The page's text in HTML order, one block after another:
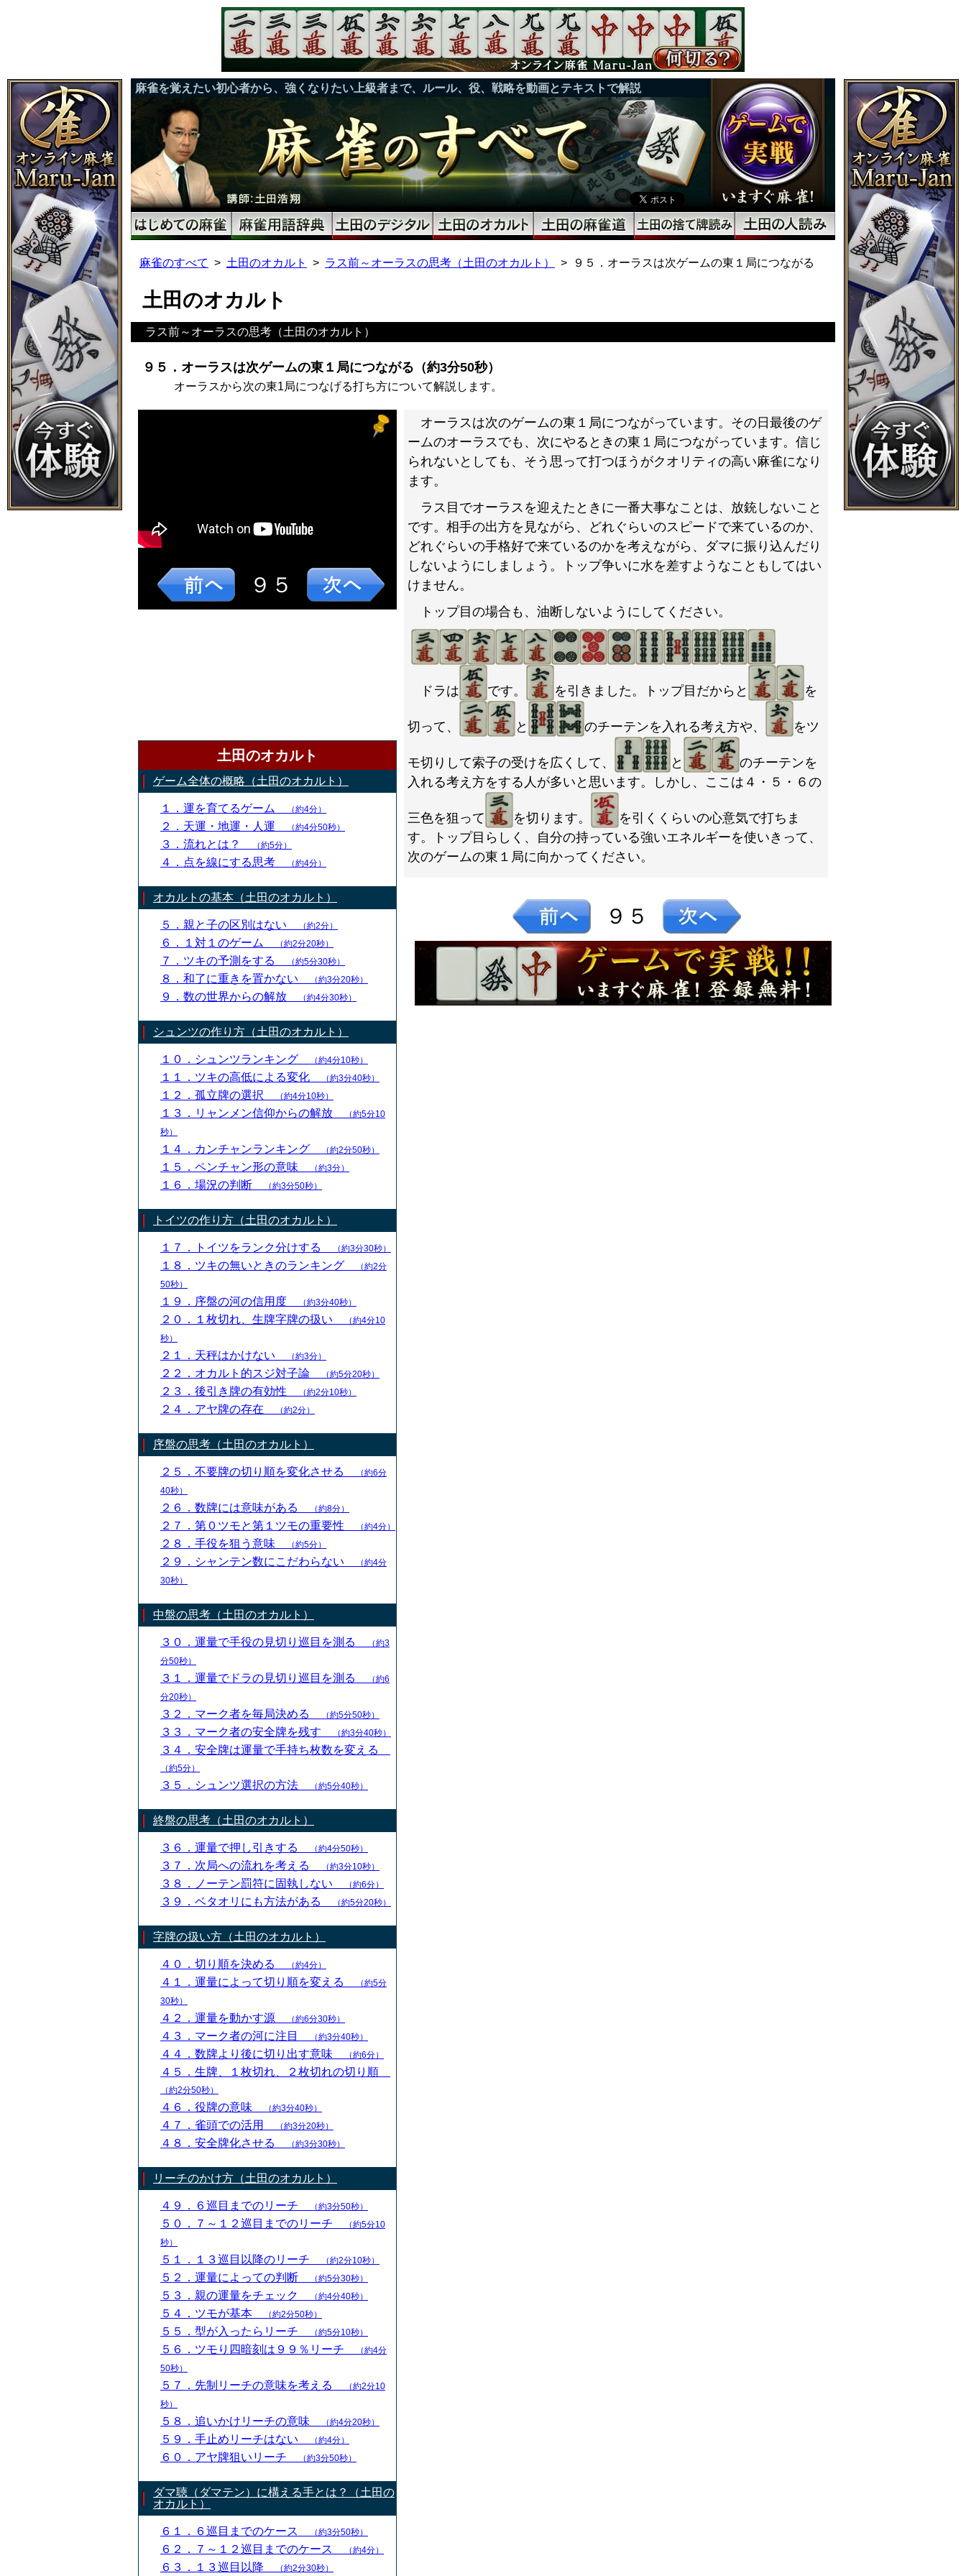
麻雀を覚えたい初心者から、強くなりたい上級者まで、ルール、役、戦略を動画とテキストで解説
麻雀のすべて 土田のオカルト ラス前～オーラスの思考（土田のオカルト） ９５．オーラスは次ゲームの東１局につながる
土田のオカルト
ラス前～オーラスの思考（土田のオカルト）
９５．オーラスは次ゲームの東１局につながる（約3分50秒）
オーラスから次の東1局につなげる打ち方について解説します。
９５
土田のオカルト
ゲーム全体の概略（土田のオカルト）
１．運を育てるゲーム （約4分）
２．天運・地運・人運 （約4分50秒）
３．流れとは？ （約5分）
４．点を線にする思考 （約4分）
オカルトの基本（土田のオカルト）
５．親と子の区別はない （約2分）
６．１対１のゲーム （約2分20秒）
７．ツキの予測をする （約5分30秒）
８．和了に重きを置かない （約3分20秒）
９．数の世界からの解放 （約4分30秒）
シュンツの作り方（土田のオカルト）
１０．シュンツランキング （約4分10秒）
１１．ツキの高低による変化 （約3分40秒）
１２．孤立牌の選択 （約4分10秒）
１３．リャンメン信仰からの解放
（約5分10
秒）
１４．カンチャンランキング （約2分50秒）
１５．ペンチャン形の意味 （約3分）
１６．場況の判断 （約3分50秒）
トイツの作り方（土田のオカルト）
１７．トイツをランク分けする （約3分30秒）
１８．ツキの無いときのランキング
（約2分
50秒）
１９．序盤の河の信用度 （約3分40秒）
２０．１枚切れ、生牌字牌の扱い
（約4分10
秒）
２１．天秤はかけない （約3分）
２２．オカルト的スジ対子論 （約5分20秒）
２３．後引き牌の有効性 （約2分10秒）
２４．アヤ牌の存在 （約2分）
序盤の思考（土田のオカルト）
２５．不要牌の切り順を変化させる
（約6分
40秒）
２６．数牌には意味がある （約8分）
２７．第０ツモと第１ツモの重要性 （約4分）
２８．手役を狙う意味 （約5分）
２９．シャンテン数にこだわらない
（約4分
30秒）
中盤の思考（土田のオカルト）
３０．運量で手役の見切り巡目を測る
（約3
分50秒）
３１．運量でドラの見切り巡目を測る
（約6
分20秒）
３２．マーク者を毎局決める （約5分50秒）
３３．マーク者の安全牌を残す （約3分40秒）
３４．安全牌は運量で手持ち枚数を変える
（約5分）
３５．シュンツ選択の方法 （約5分40秒）
終盤の思考（土田のオカルト）
３６．運量で押し引きする （約4分50秒）
３７．次局への流れを考える （約3分10秒）
３８．ノーテン罰符に固執しない （約6分）
３９．ベタオリにも方法がある （約5分20秒）
字牌の扱い方（土田のオカルト）
４０．切り順を決める （約4分）
４１．運量によって切り順を変える
（約5分
30秒）
４２．運量を動かす源 （約6分30秒）
４３．マーク者の河に注目 （約3分40秒）
４４．数牌より後に切り出す意味 （約6分）
４５．生牌、１枚切れ、２枚切れの切り順
（約2分50秒）
４６．役牌の意味 （約3分40秒）
４７．雀頭での活用 （約3分20秒）
４８．安全牌化させる （約3分30秒）
リーチのかけ方（土田のオカルト）
４９．６巡目までのリーチ （約3分50秒）
５０．７～１２巡目までのリーチ
（約5分10
秒）
５１．１３巡目以降のリーチ （約2分10秒）
５２．運量によっての判断 （約5分30秒）
５３．親の運量をチェック （約4分40秒）
５４．ツモが基本 （約2分50秒）
５５．型が入ったらリーチ （約5分10秒）
５６．ツモり四暗刻は９９％リーチ
（約4分
50秒）
５７．先制リーチの意味を考える
（約2分10
秒）
５８．追いかけリーチの意味 （約4分20秒）
５９．手止めリーチはない （約4分）
６０．アヤ牌狙いリーチ （約3分50秒）
ダマ聴（ダマテン）に構える手とは？（土田の
オカルト）
６１．６巡目までのケース （約3分50秒）
６２．７～１２巡目までのケース （約4分）
６３．１３巡目以降 （約2分30秒）
オーラスは次のゲームの東１局につながっています。その日最後のゲ
ームのオーラスでも、次にやるときの東１局につながっています。信じ
られないとしても、そう思って打つほうがクオリティの高い麻雀になり
ます。
ラス目でオーラスを迎えたときに一番大事なことは、放銃しないこと
です。相手の出方を見ながら、どれぐらいのスピードで来ているのか、
どれぐらいの手格好で来ているのかを考えながら、ダマに振り込んだり
しないようにしましょう。トップ争いに水を差すようなこともしてはい
けません。
トップ目の場合も、油断しないようにしてください。
ドラは です。 を引きました。トップ目だからと を
切って、 と のチーテンを入れる考え方や、 をツ
モ切りして索子の受けを広くして、 と
のチーテンを
入れる考え方をする人が多いと思います。しかし、ここは４・５・６の
三色を狙って を切ります。
を引くくらいの心意気で打ちま
す。トップ目らしく、自分の持っている強いエネルギーを使いきって、
次のゲームの東１局に向かってください。
９５